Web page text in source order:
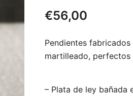
€56,00
Pendientes
martilleado, perfectos
– Plata de ley bañada